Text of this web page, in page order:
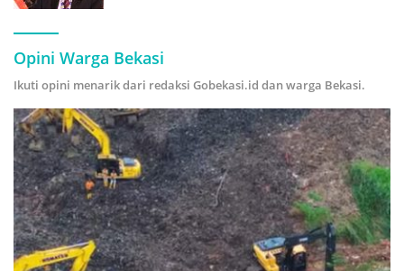
Opini Warga Bekasi
Ikuti opini menarik dari redaksi Gobekasi.id dan warga Bekasi.